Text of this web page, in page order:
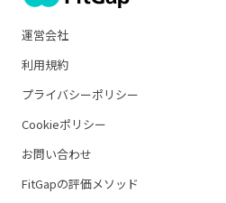
運営会社
利用規約
プライバシーポリシー
Cookieポリシー
お問い合わせ
FitGapの評価メソッド